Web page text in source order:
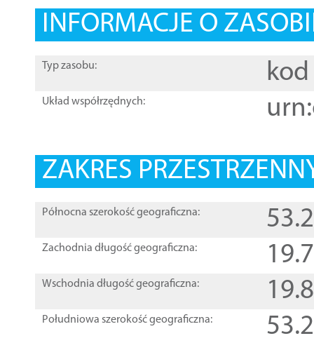
INFORMACJE O
Typ zasobu: kod
Układ współrzędnych:
ZAKRES
Północna szerokość geograficzna:
Zachodnia długość geograficzna:
Wschodnia długość geograficzna:
Południowa szerokość geograficzna: